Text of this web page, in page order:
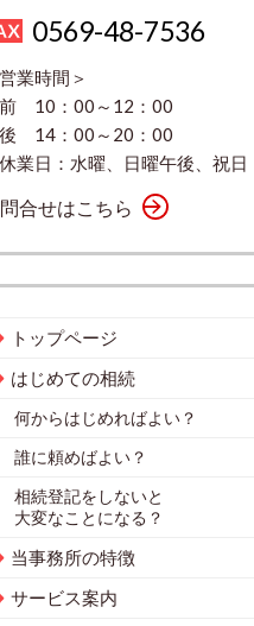
0569-48-7536
業時間＞
10：00～12：00
14：00～20：00
業日：水曜、日曜午後、祝日
合せはこちら
トップページ
はじめての相続
何からはじめればよい？
誰に頼めばよい？
相続登記をしないと
大変なことになる？
当事務所の特徴
サービス案内